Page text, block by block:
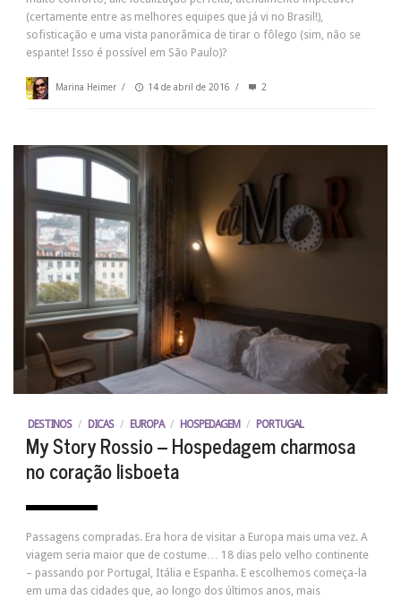
(certamente entre as melhores equipes que já vi no Brasil!),
sofisticação e uma vista panorâmica de tirar o fôlego (sim, não se
espante! Isso é possível em São Paulo)?
Marina Heimer / 14 de abril de 2016 / 2
DESTINOS / DICAS / EUROPA / HOSPEDAGEM / PORTUGAL
My Story Rossio – Hospedagem charmosa
no coração lisboeta
Passagens compradas. Era hora de visitar a Europa mais uma vez. A
viagem seria maior que de costume… 18 dias pelo velho continente
– passando por Portugal, Itália e Espanha. E escolhemos começa-la
em uma das cidades que, ao longo dos últimos anos, mais